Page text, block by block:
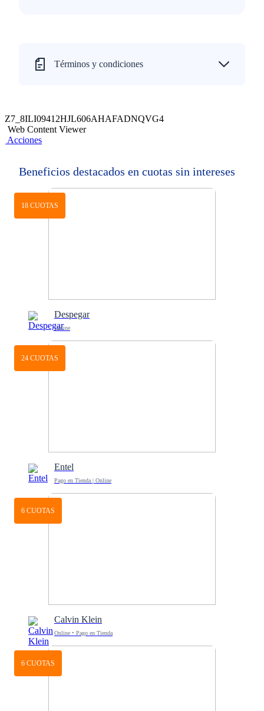
Términos y condiciones
Z7_8ILI09412HJL606AHAFADNQVG4
Web Content Viewer
Acciones
Beneficios destacados en cuotas sin intereses
18 CUOTAS
Despegar
Online
24 CUOTAS
Entel
Pago en Tienda | Online
6 CUOTAS
Calvin Klein
Online • Pago en Tienda
6 CUOTAS